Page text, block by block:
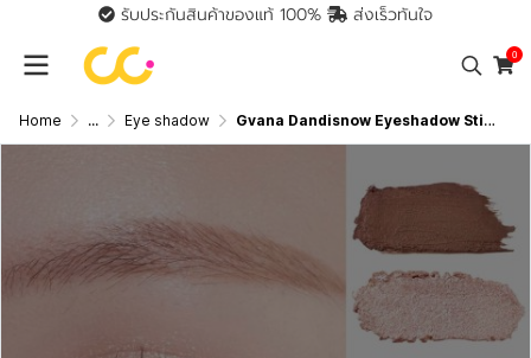
รับประกันสินค้าของแท้ 100% ส่งเร็วทันใจ
0
Home ... Eye shadow Gvana Dandisnow Eyeshadow Stick 2 In 1 (0.66g) แดนดิสโนว์ อายแชโดว์สติ๊ก